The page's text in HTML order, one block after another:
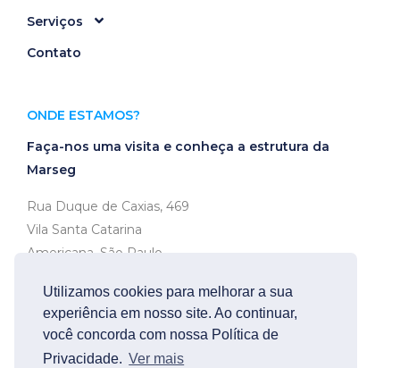
Serviços
Contato
ONDE ESTAMOS?
Faça-nos uma visita e conheça a estrutura da
Marseg
Rua Duque de Caxias, 469
Vila Santa Catarina
Americana, São Paulo
Ver no mapa
Utilizamos cookies para melhorar a sua
experiência em nosso site. Ao continuar,
você concorda com nossa Política de
Privacidade. Ver mais